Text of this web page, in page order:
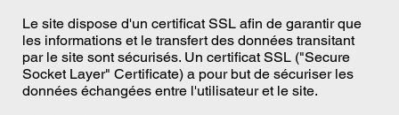
Le site dispose d'un certificat SSL afin de garantir que
les informations et le transfert des données transitant
par le site sont sécurisés. Un certificat SSL ("Secure
Socket Layer" Certificate) a pour but de sécuriser les
données échangées entre l'utilisateur et le site.